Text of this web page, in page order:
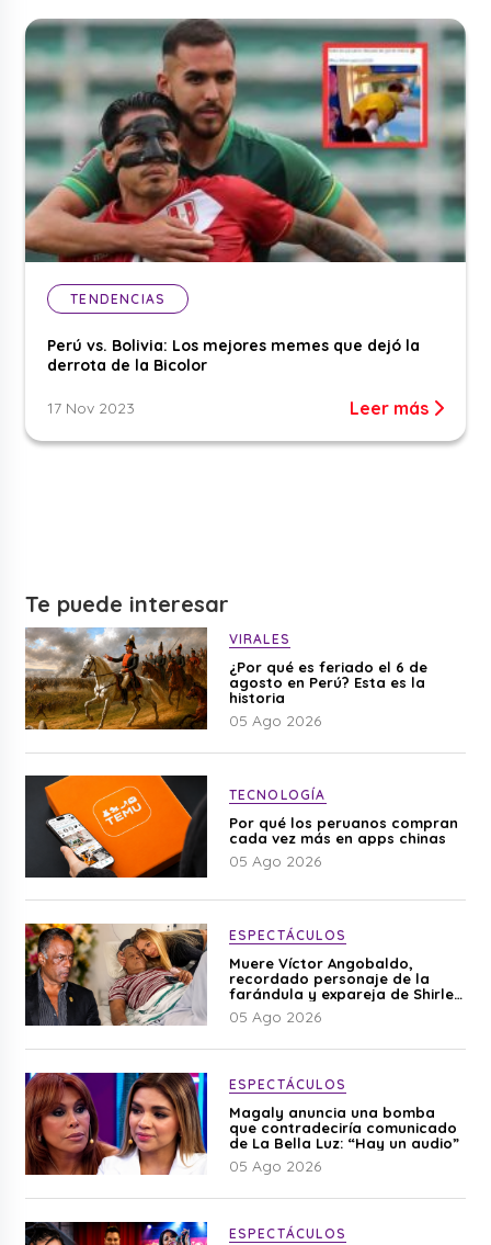
TENDENCIAS
Perú vs. Bolivia: Los mejores memes que dejó la
derrota de la Bicolor
17 Nov 2023 Leer más
Te puede interesar
VIRALES
¿Por qué es feriado el 6 de
agosto en Perú? Esta es la
historia
05 Ago 2026
TECNOLOGÍA
Por qué los peruanos compran
cada vez más en apps chinas
05 Ago 2026
ESPECTÁCULOS
Muere Víctor Angobaldo,
recordado personaje de la
farándula y expareja de Shirley
Cherres
05 Ago 2026
ESPECTÁCULOS
Magaly anuncia una bomba
que contradeciría comunicado
de La Bella Luz: “Hay un audio”
05 Ago 2026
ESPECTÁCULOS